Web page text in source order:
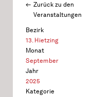
Zurück zu den
Veranstaltungen
Bezirk
13. Hietzing
Monat
September
Jahr
2025
Kategorie